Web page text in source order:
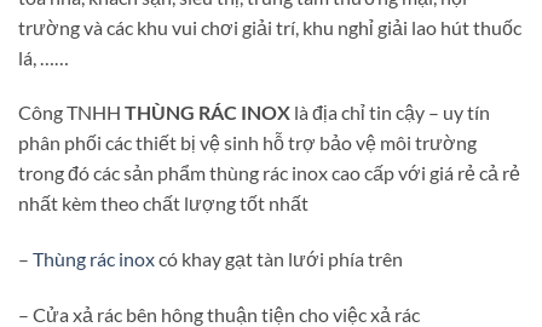
trường và các khu vui chơi giải trí, khu nghỉ giải lao hút thuốc
lá, ……
Công TNHH THÙNG RÁC INOX là địa chỉ tin cậy – uy tín
phân phối các thiết bị vệ sinh hỗ trợ bảo vệ môi trường
trong đó các sản phẩm thùng rác inox cao cấp với giá rẻ cả rẻ
nhất kèm theo chất lượng tốt nhất
– Thùng rác inoxcó khay gạt tàn lưới phía trên
– Cửa xả rác bên hông thuận tiện cho việc xả rác